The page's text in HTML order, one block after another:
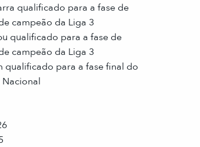
qualificado para a fase de
campeão da Liga 3
qualificado para a fase de
campeão da Liga 3
qualificado para a fase final do